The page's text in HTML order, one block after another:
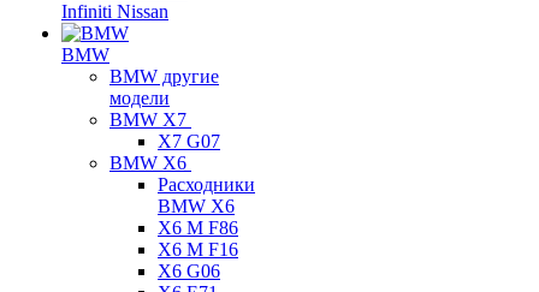
Infiniti Nissan
BMW
BMW другие
модели
BMW X7
X7 G07
BMW X6
Расходники
BMW X6
X6 M F86
X6 M F16
X6 G06